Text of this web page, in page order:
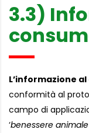
3.3)
L’informazione
conformità al
campo di
‘benessere